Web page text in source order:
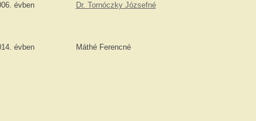
évben Dr. Tornóczky Józsefné
évben Máthé Ferencné